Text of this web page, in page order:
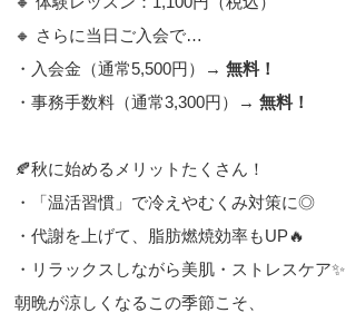
🔸 さらに当日ご入会で…
・入会金（通常5,500円）→ 無料！
・事務手数料（通常3,300円）→ 無料！
🍂秋に始めるメリットたくさん！
・「温活習慣」で冷えやむくみ対策に◎
・代謝を上げて、脂肪燃焼効率もUP🔥
・リラックスしながら美肌・ストレスケア✨
朝晩が涼しくなるこの季節こそ、